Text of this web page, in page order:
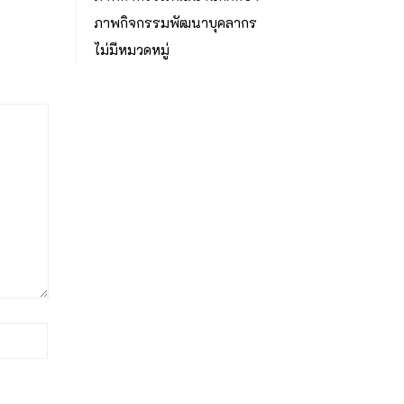
ภาพกิจกรรมพัฒนาบุคลากร
ไม่มีหมวดหมู่